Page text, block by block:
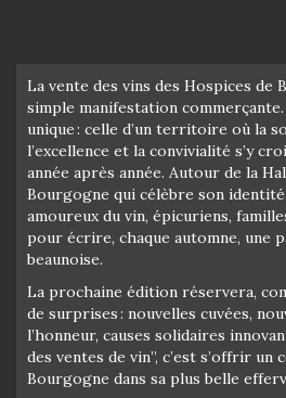
La vente des vins des Hospices de
simple manifestation commerçante.
unique : celle d’un territoire où la
l’excellence et la convivialité s’y
année après année. Autour de la
Bourgogne qui célèbre son
amoureux du vin, épicuriens,
pour écrire, chaque automne, une
beaunoise.
La prochaine édition réservera,
de surprises : nouvelles cuvées,
l’honneur, causes solidaires
des ventes de vin”, c’est s’offrir un
Bourgogne dans sa plus belle